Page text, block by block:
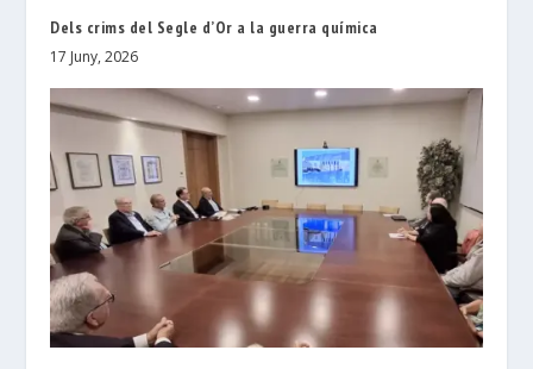
Dels crims del Segle d’Or a la guerra química
17 Juny, 2026